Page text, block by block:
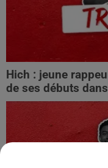
Hich : jeune
de ses débuts